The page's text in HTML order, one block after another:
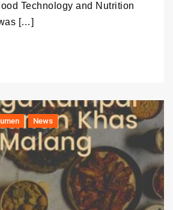
Technology and Nutrition
[…]
News